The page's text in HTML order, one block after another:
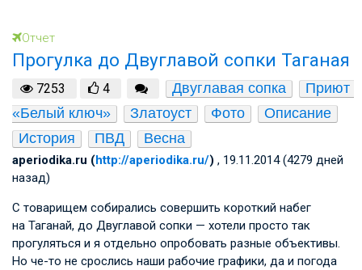
Отчет
Прогулка до Двуглавой сопки Таганая
7253 4 Двуглавая сопка
Приют
«Белый ключ»
Златоуст Фото
Описание
История
ПВД Весна
aperiodika.ru (http://aperiodika.ru/) , 19.11.2014 (4279 дней
назад)
С товарищем собирались совершить короткий набег
на Таганай, до Двуглавой сопки — хотели просто так
прогуляться и я отдельно опробовать разные объективы.
Но че-то не срослись наши рабочие графики, да и погода